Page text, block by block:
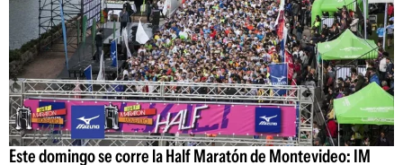
Este domingo se corre la Half Maratón de Montevideo: IM